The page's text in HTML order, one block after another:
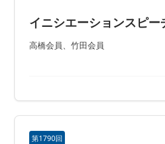
イニシエーションスピー
高橋会員、竹田会員
第1790回